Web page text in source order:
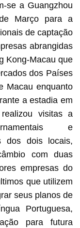
se a Guangzhou
Março para a
de captação
abrangidas
Kong-Macau que
dos Países
Macau enquanto
a estadia em
visitas a
e
dos dois locais,
com duas
empresas do
que utilizem
seus planos de
Portuguesa,
para futura